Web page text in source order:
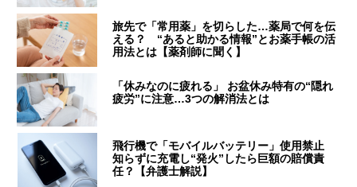
旅先で「常用薬」を切らした…薬局で何を伝
える？ “あると助かる情報”とお薬手帳の活
用法とは【薬剤師に聞く】
「休みなのに疲れる」 お盆休み特有の“隠れ
疲労”に注意…3つの解消法とは
飛行機で「モバイルバッテリー」使用禁止
知らずに充電し“発火”したら巨額の賠償責
任？【弁護士解説】